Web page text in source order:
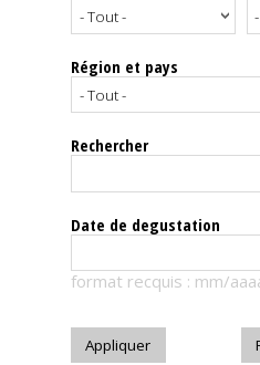
Notes
dégustation
Le
magazine
Télécharger
Région et pays
Rechercher
Date de degustation
format recquis : mm/